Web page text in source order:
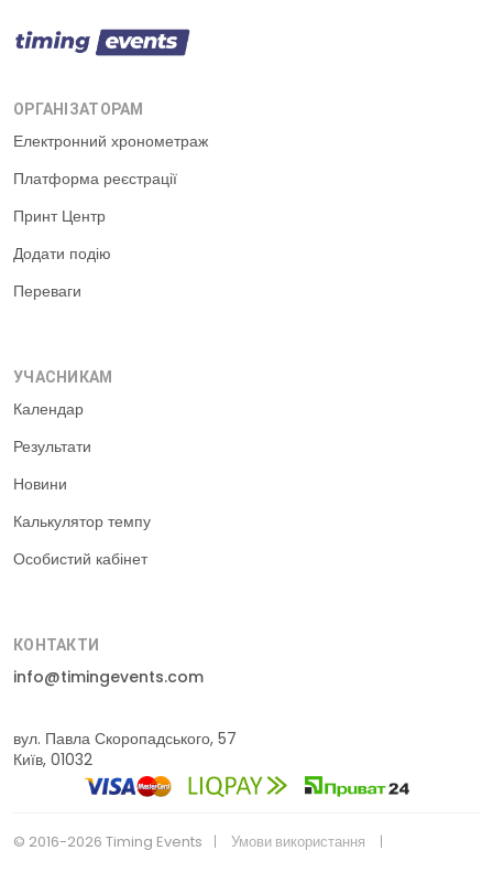
ОРГАНІЗАТОРАМ
Електронний хронометраж
Платформа реєстрації
Принт Центр
Додати подію
Переваги
УЧАСНИКАМ
Календар
Результати
Новини
Калькулятор темпу
Особистий кабінет
КОНТАКТИ
info@timingevents.com
вул. Павла Скоропадського, 57
Київ, 01032
© 2016-2026 Timing Events
Умови використання